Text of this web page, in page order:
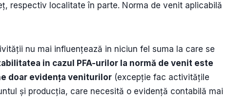
respectiv localitate în parte. Norma de venit aplicabilă
nu mai influențează in niciun fel suma la care se
in cazul PFA-urilor la normă de venit este
doar evidența veniturilor (excepție fac activitățile
și producția, care necesită o evidență contabilă mai